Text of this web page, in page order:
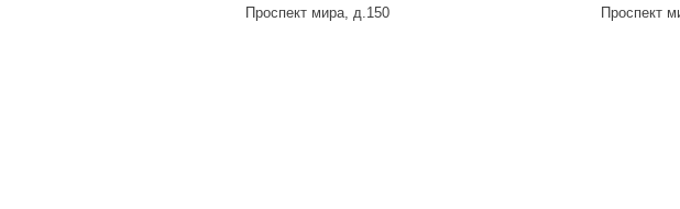
Проспект мира, д.150 Проспект